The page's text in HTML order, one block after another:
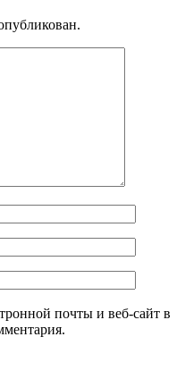
почты и веб-сайт в